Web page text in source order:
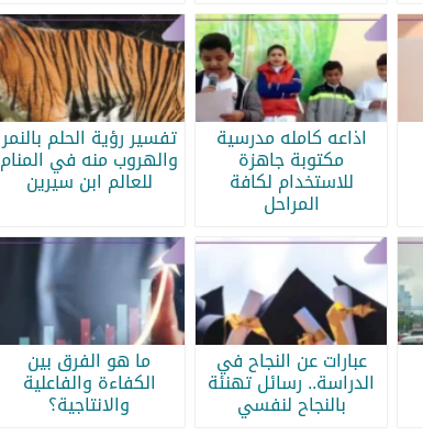
اذاعه كامله مدرسية
مكتوبة جاهزة
للاستخدام لكافة
المراحل
تفسير رؤية الحلم بالنمر
والهروب منه في المنام
للعالم ابن سيرين
عبارات عن النجاح في
الدراسة.. رسائل تهنئة
بالنجاح لنفسي
ما هو الفرق بين
الكفاءة والفاعلية
والانتاجية؟